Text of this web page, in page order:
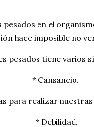
en el
hace imposible no
pesados tiene varios
* Cansancio.
para realizar
* Debilidad.